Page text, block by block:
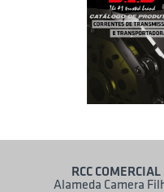
RCC COMERCIAL
Alameda Camera